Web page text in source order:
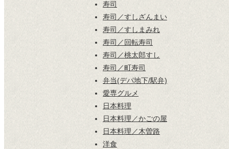
寿司
寿司／すしざんまい
寿司／すしまみれ
寿司／回転寿司
寿司／桃太郎すし
寿司／町寿司
弁当(デパ地下/駅弁)
愛専グルメ
日本料理
日本料理／かごの屋
日本料理／木曽路
洋食